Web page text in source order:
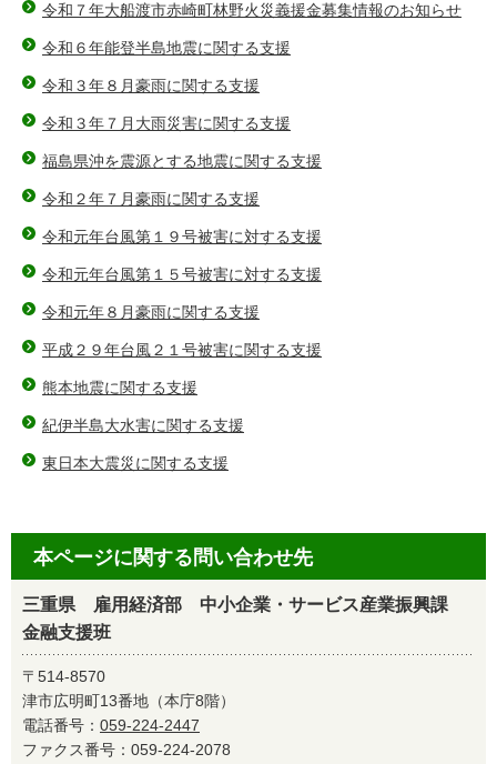
令和７年大船渡市赤崎町林野火災義援金募集情報のお知らせ
令和６年能登半島地震に関する支援
令和３年８月豪雨に関する支援
令和３年７月大雨災害に関する支援
福島県沖を震源とする地震に関する支援
令和２年７月豪雨に関する支援
令和元年台風第１９号被害に対する支援
令和元年台風第１５号被害に対する支援
令和元年８月豪雨に関する支援
平成２９年台風２１号被害に関する支援
熊本地震に関する支援
紀伊半島大水害に関する支援
東日本大震災に関する支援
本ページに関する問い合わせ先
三重県 雇用経済部 中小企業・サービス産業振興課
金融支援班
〒514-8570
津市広明町13番地（本庁8階）
電話番号： 059-224-2447
ファクス番号：059-224-2078